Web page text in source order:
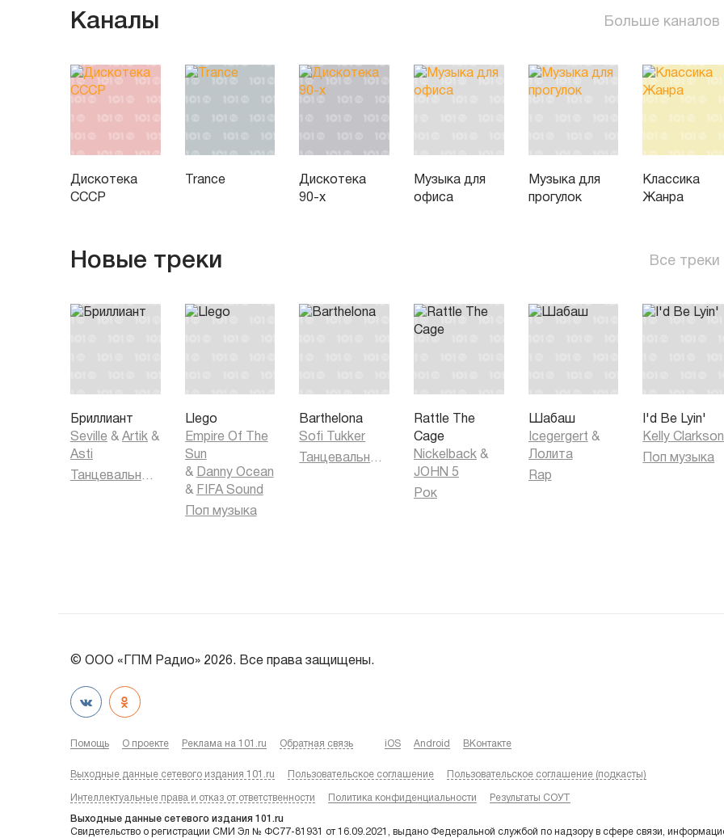
Каналы Больше каналов
Дискотека
СССР
Trance
Дискотека
90-х
Музыка для
офиса
Музыка для
прогулок
Классика
Жанра
Новые треки Все треки
Бриллиант
Seville & Artik &
Asti
Танцевальная музыка
Llego
Empire Of The
Sun
&
Danny Ocean
& FIFA Sound
Поп музыка
Barthelona
Sofi Tukker
Танцевальная музыка
Rattle The
Cage
Nickelback &
JOHN 5
Рок
Шабаш
Icegergert &
Лолита
Rap
I'd Be Lyin'
Kelly Clarkson
Поп музыка
© ООО «ГПМ Радио» 2026. Все права защищены.
Помощь О проекте Реклама на 101.ru Обратная связь iOS Android ВКонтакте
Выходные данные сетевого издания 101.ru Пользовательское соглашение Пользовательское соглашение (подкасты)
Интеллектуальные права и отказ от ответственности Политика конфиденциальности Результаты СОУТ
Выходные данные сетевого издания 101.ru
Свидетельство о регистрации СМИ Эл № ФС77-81931 от 16.09.2021, выдано Федеральной службой по надзору в сфере связи,